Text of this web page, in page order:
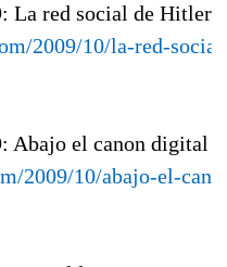
La red social de Hitler
2009/10/la-red-
Abajo el canon digital
2009/10/abajo-el-